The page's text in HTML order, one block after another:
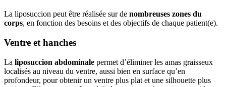
La liposuccion peut être réalisée sur de nombreuses zones du
corps, en fonction des besoins et des objectifs de chaque patient(e).
Ventre et hanches
La liposuccion abdominale permet d’éliminer les amas graisseux
localisés au niveau du ventre, aussi bien en surface qu’en
profondeur, pour obtenir un ventre plus plat et une silhouette plus